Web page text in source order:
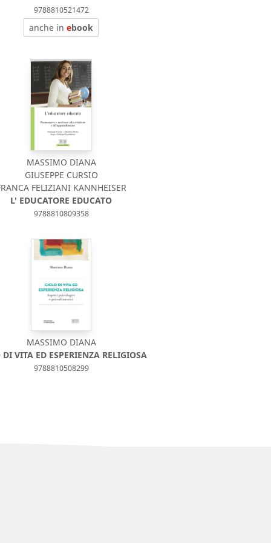
9788810521472
anche inebook
MASSIMO DIANA
GIUSEPPE CURSIO
FELIZIANI KANNHEISER
L' EDUCATORE EDUCATO
9788810809358
MASSIMO DIANA
DI VITA ED ESPERIENZA RELIGIOSA
9788810508299